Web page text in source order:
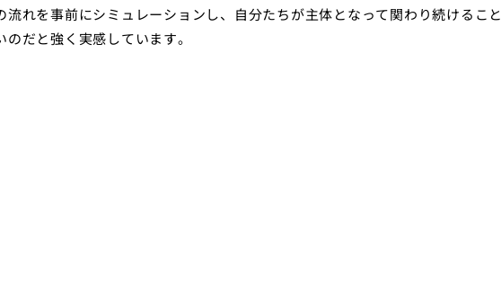
れを事前にシミュレーションし、自分たちが主体となって関わり続けること
だと強く実感しています。